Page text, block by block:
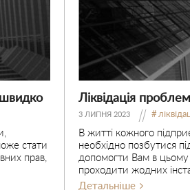
швидко
стати
прав,
Ліквідація
3 ЛИПНЯ 2023
В житті кожного
необхідно позбутися
допомогти Вам в
проходити жодних
Детальніше